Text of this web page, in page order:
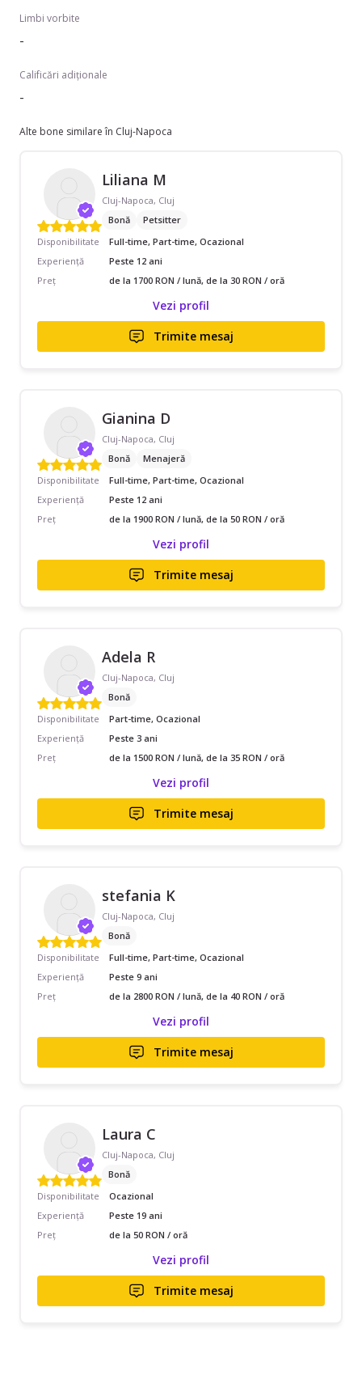
Limbi vorbite
-
Calificări adiționale
-
Alte bone similare în Cluj-Napoca
Liliana M
Cluj-Napoca, Cluj
Bonă
Petsitter
Disponibilitate
Full-time, Part-time, Ocazional
Experiență
Peste 12 ani
Preț
de la 1700 RON / lună, de la 30 RON / oră
Vezi profil
Trimite mesaj
Gianina D
Cluj-Napoca, Cluj
Bonă
Menajeră
Disponibilitate
Full-time, Part-time, Ocazional
Experiență
Peste 12 ani
Preț
de la 1900 RON / lună, de la 50 RON / oră
Vezi profil
Trimite mesaj
Adela R
Cluj-Napoca, Cluj
Bonă
Disponibilitate
Part-time, Ocazional
Experiență
Peste 3 ani
Preț
de la 1500 RON / lună, de la 35 RON / oră
Vezi profil
Trimite mesaj
stefania K
Cluj-Napoca, Cluj
Bonă
Disponibilitate
Full-time, Part-time, Ocazional
Experiență
Peste 9 ani
Preț
de la 2800 RON / lună, de la 40 RON / oră
Vezi profil
Trimite mesaj
Laura C
Cluj-Napoca, Cluj
Bonă
Disponibilitate
Ocazional
Experiență
Peste 19 ani
Preț
de la 50 RON / oră
Vezi profil
Trimite mesaj